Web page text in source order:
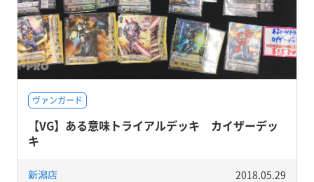
ヴァンガード
【VG】ある意味トライアルデッキ カイザーデッ
キ
新潟店 2018.05.29